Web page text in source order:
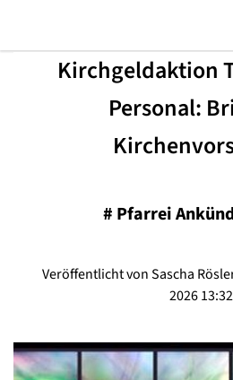
Kirchgeldaktion
Personal:
# Pfarrei
Veröffentlicht von Sascha
2026 13:32